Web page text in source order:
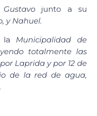
Gustavojunto a su
y Nahuel.
la Municipalidad de
totalmente las
Laprida y por 12 de
de la red de agua,